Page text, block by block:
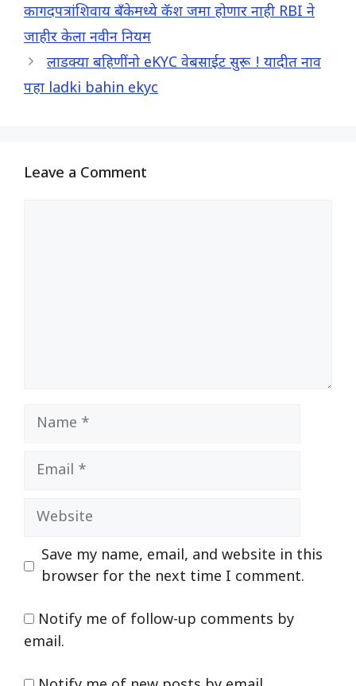
o
o
k
A
p
r
a
m
कागदपत्रांशिवाय बँकेमध्ये कॅश जमा होणार नाही RBI ने
जाहीर केला नवीन नियम
लाडक्या बहिणींनो eKYC वेबसाईट सुरू ! यादीत नाव
पहा ladki bahin ekyc
Leave a Comment
Name
Email
Website
Save my name, email, and website in this
browser for the next time I comment.
Notify me of follow-up comments by
email.